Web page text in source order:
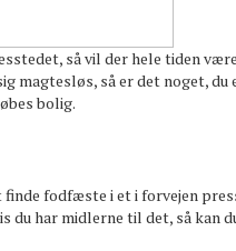
så vil der hele tiden
magtesløs, så er det noget,
bolig.
fodfæste i et i forvejen
har midlerne til det, så kan